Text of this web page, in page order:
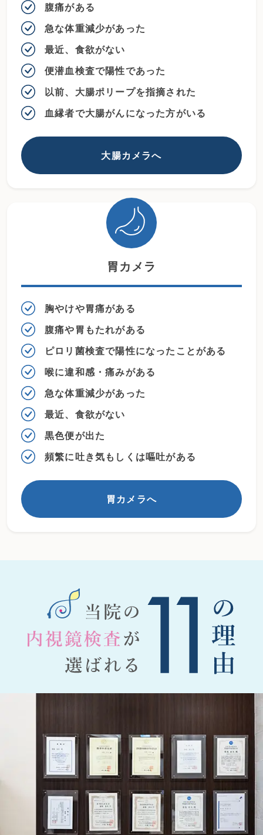
腹痛がある
急な体重減少があった
最近、食欲がない
便潜血検査で陽性であった
以前、大腸ポリープを指摘された
血縁者で大腸がんになった方がいる
大腸カメラへ
胃カメラ
胸やけや胃痛がある
腹痛や胃もたれがある
ピロリ菌検査で陽性になったことがある
喉に違和感・痛みがある
急な体重減少があった
最近、食欲がない
黒色便が出た
頻繁に吐き気もしくは嘔吐がある
胃カメラへ